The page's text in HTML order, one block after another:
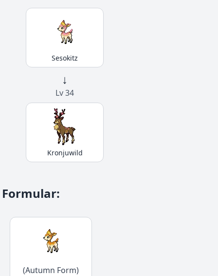
Sesokitz
↓
Lv 34
Kronjuwild
Formular:
(Autumn Form)